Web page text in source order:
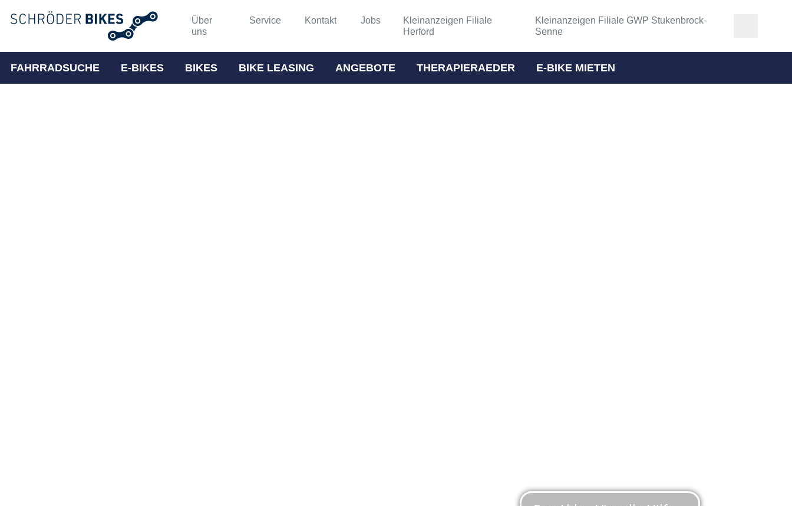
Über
uns
Service Kontakt Jobs
Kleinanzeigen Filiale
Herford
Kleinanzeigen Filiale GWP Stukenbrock-
Senne
FAHRRADSUCHE E-BIKES BIKES BIKE LEASING ANGEBOTE THERAPIERAEDER E-BIKE MIETEN